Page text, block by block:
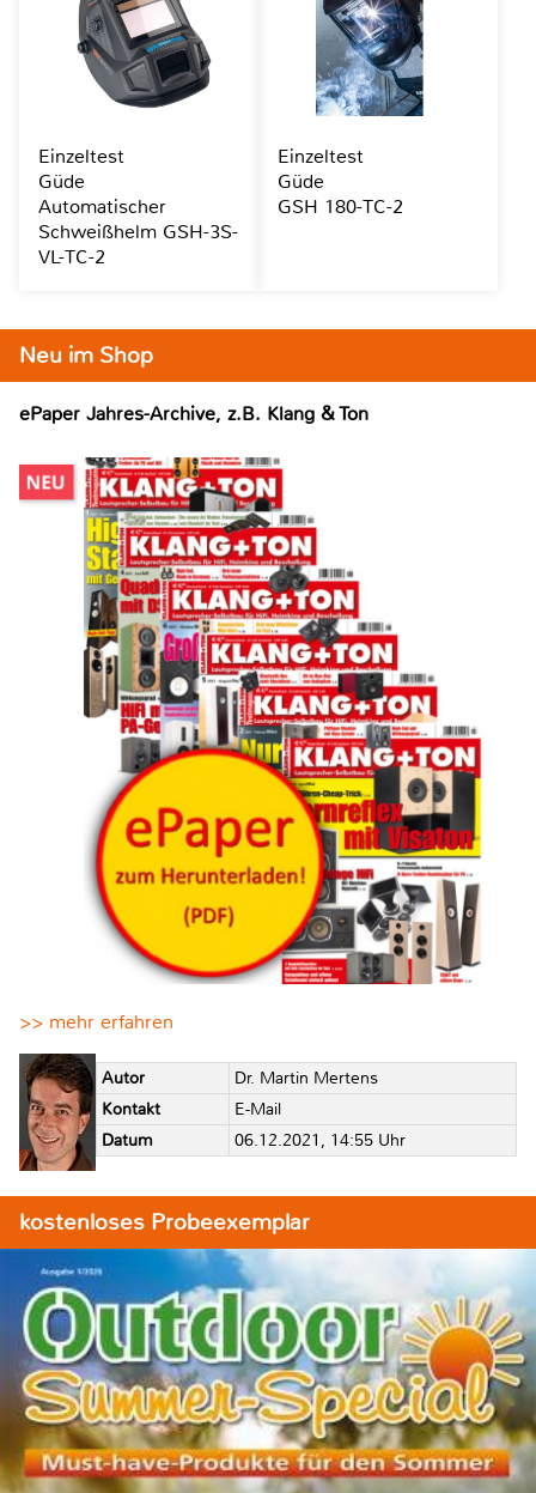
Neu im Shop
ePaper Jahres-Archive, z.B. Klang & Ton
>> mehr erfahren
Autor
Dr. Martin Mertens
Kontakt
E-Mail
Datum
06.12.2021, 14:55 Uhr
kostenloses Probeexemplar
Einzeltest
Güde
Automatischer
Schweißhelm GSH-3S-
VL-TC-2
Einzeltest
Güde
GSH 180-TC-2